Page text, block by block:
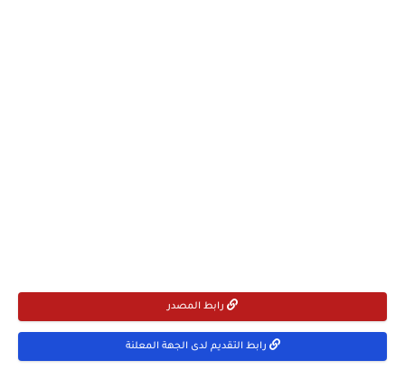
رابط المصدر
رابط التقديم لدى الجهة المعلنة